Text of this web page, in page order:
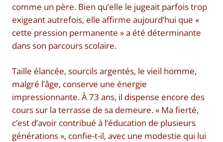
comme un père. Bien qu’elle le jugeait parfois trop
exigeant autrefois, elle affirme aujourd’hui que «
cette pression permanente » a été déterminante
dans son parcours scolaire.
Taille élancée, sourcils argentés, le vieil homme,
malgré l’âge, conserve une énergie
impressionnante. À 73 ans, il dispense encore des
cours sur la terrasse de sa demeure. « Ma fierté,
c’est d’avoir contribué à l’éducation de plusieurs
générations », confie-t-il, avec une modestie qui lui